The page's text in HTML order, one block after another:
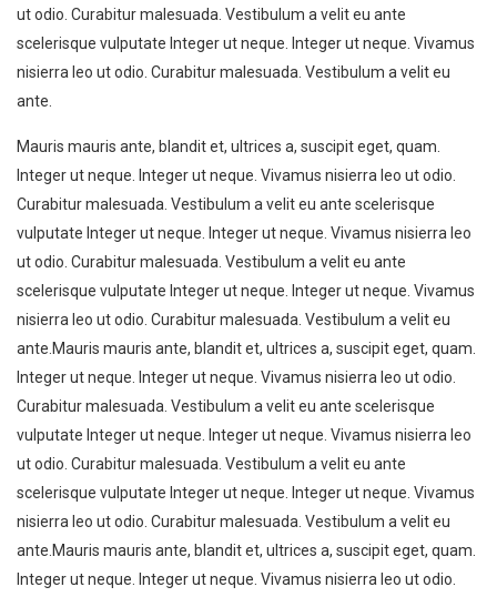
ut odio. Curabitur malesuada. Vestibulum a velit eu ante
scelerisque vulputate Integer ut neque. Integer ut neque. Vivamus
nisierra leo ut odio. Curabitur malesuada. Vestibulum a velit eu
ante.
Mauris mauris ante, blandit et, ultrices a, suscipit eget, quam.
Integer ut neque. Integer ut neque. Vivamus nisierra leo ut odio.
Curabitur malesuada. Vestibulum a velit eu ante scelerisque
vulputate Integer ut neque. Integer ut neque. Vivamus nisierra leo
ut odio. Curabitur malesuada. Vestibulum a velit eu ante
scelerisque vulputate Integer ut neque. Integer ut neque. Vivamus
nisierra leo ut odio. Curabitur malesuada. Vestibulum a velit eu
ante.Mauris mauris ante, blandit et, ultrices a, suscipit eget, quam.
Integer ut neque. Integer ut neque. Vivamus nisierra leo ut odio.
Curabitur malesuada. Vestibulum a velit eu ante scelerisque
vulputate Integer ut neque. Integer ut neque. Vivamus nisierra leo
ut odio. Curabitur malesuada. Vestibulum a velit eu ante
scelerisque vulputate Integer ut neque. Integer ut neque. Vivamus
nisierra leo ut odio. Curabitur malesuada. Vestibulum a velit eu
ante.Mauris mauris ante, blandit et, ultrices a, suscipit eget, quam.
Integer ut neque. Integer ut neque. Vivamus nisierra leo ut odio.